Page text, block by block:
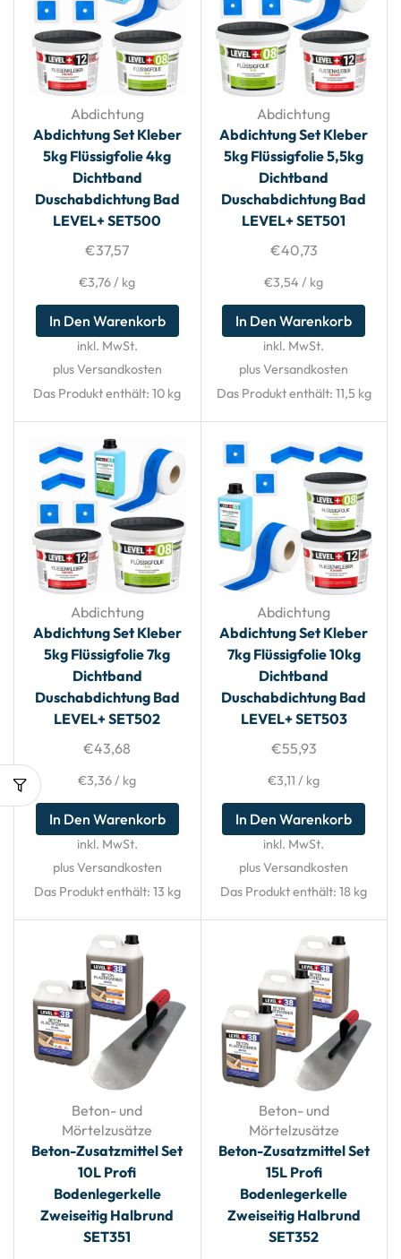
Abdichtung
Abdichtung Set Kleber
5kg Flüssigfolie 4kg
Dichtband
Duschabdichtung Bad
LEVEL+ SET500
€37,57
€3,76/ kg
In Den Warenkorb
inkl. MwSt.
plus Versandkosten
Das Produkt enthält: 10 kg
Abdichtung
Abdichtung Set Kleber
5kg Flüssigfolie 5,5kg
Dichtband
Duschabdichtung Bad
LEVEL+ SET501
€40,73
€3,54 / kg
In Den Warenkorb
inkl. MwSt.
plus Versandkosten
Das Produkt enthält: 11,5 kg
Abdichtung
Abdichtung Set Kleber
5kg Flüssigfolie 7kg
Dichtband
Duschabdichtung Bad
LEVEL+ SET502
€43,68
€3,36/ kg
In Den Warenkorb
inkl. MwSt.
plus Versandkosten
Das Produkt enthält: 13 kg
Abdichtung
Abdichtung Set Kleber
7kg Flüssigfolie 10kg
Dichtband
Duschabdichtung Bad
LEVEL+ SET503
€55,93
€3,11 / kg
In Den Warenkorb
inkl. MwSt.
plus Versandkosten
Das Produkt enthält: 18 kg
Beton- und
Mörtelzusätze
Beton-Zusatzmittel Set
10L Profi
Bodenlegerkelle
Zweiseitig Halbrund
SET351
Beton- und
Mörtelzusätze
Beton-Zusatzmittel Set
15L Profi
Bodenlegerkelle
Zweiseitig Halbrund
SET352